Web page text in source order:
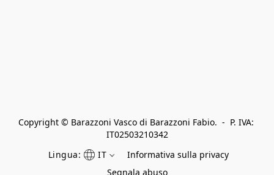
Copyright © Barazzoni Vasco di Barazzoni Fabio.  -  P. IVA:
IT02503210342
Lingua:
IT
Informativa sulla privacy
Segnala abuso